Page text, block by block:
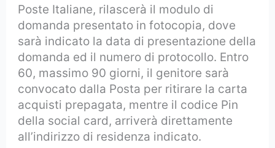
Poste Italiane, rilascerà il modulo di
domanda presentato in fotocopia, dove
sarà indicato la data di presentazione della
domanda ed il numero di protocollo. Entro
60, massimo 90 giorni, il genitore sarà
convocato dalla Posta per ritirare la carta
acquisti prepagata, mentre il codice Pin
della social card, arriverà direttamente
all’indirizzo di residenza indicato.